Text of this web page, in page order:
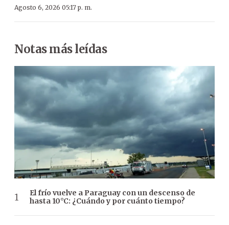
Agosto 6, 2026 05:17 p. m.
Notas más leídas
El frío vuelve a Paraguay con un descenso de
hasta 10°C: ¿Cuándo y por cuánto tiempo?